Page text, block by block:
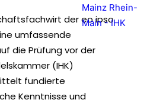
der eo ipso
umfassende
die Prüfung vor der
(IHK)
fundierte
Kenntnisse und